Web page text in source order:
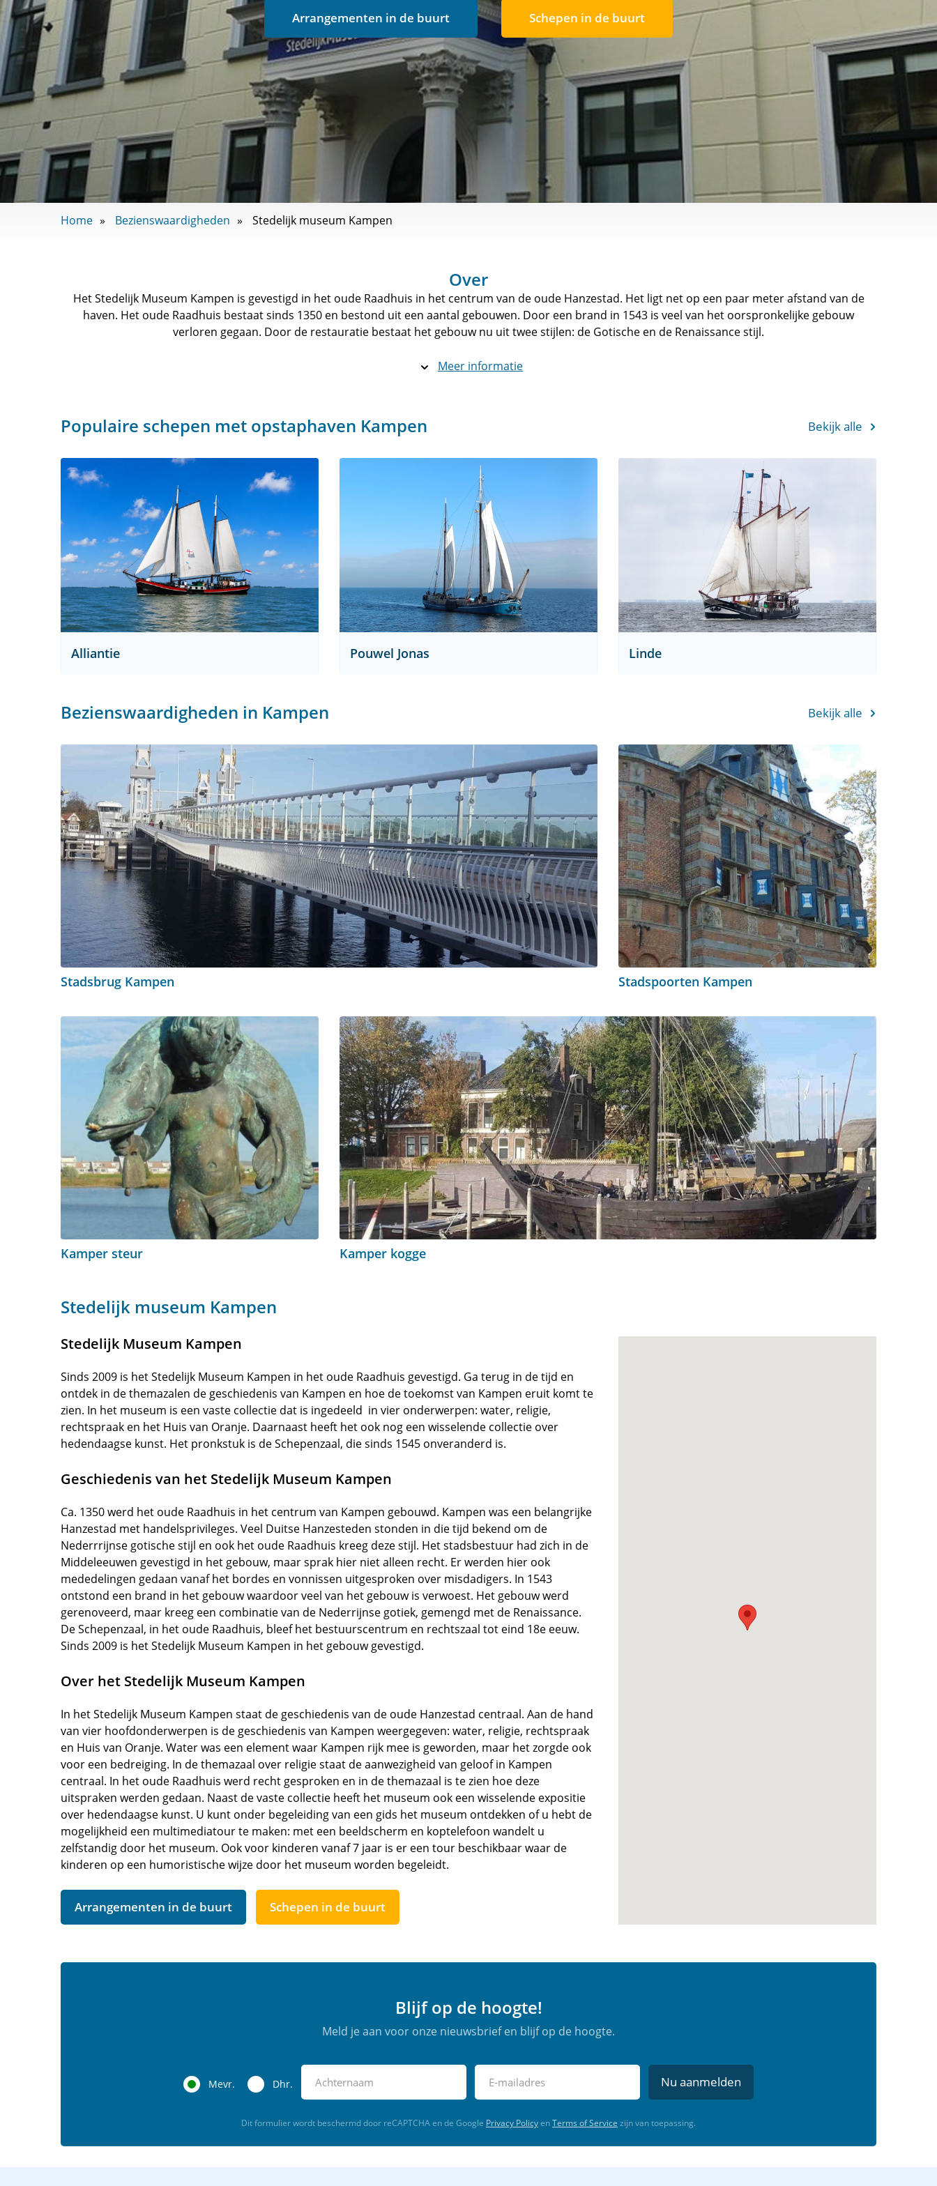
Arrangementen in de buurt Schepen in de buurt
Home Bezienswaardigheden Stedelijk museum Kampen
Over
Het Stedelijk Museum Kampen is gevestigd in het oude Raadhuis in het centrum van de oude Hanzestad. Het ligt net op een paar meter afstand van de
haven. Het oude Raadhuis bestaat sinds 1350 en bestond uit een aantal gebouwen. Door een brand in 1543 is veel van het oorspronkelijke gebouw
verloren gegaan. Door de restauratie bestaat het gebouw nu uit twee stijlen: de Gotische en de Renaissance stijl.
Meer informatie
Populaire schepen met opstaphaven Kampen Bekijk alle
Alliantie Pouwel Jonas Linde
Bezienswaardigheden in Kampen Bekijk alle
Stadsbrug Kampen Stadspoorten Kampen
Kamper steur Kamper kogge
Stedelijk museum Kampen
Stedelijk Museum Kampen
Sinds 2009 is het Stedelijk Museum Kampen in het oude Raadhuis gevestigd. Ga terug in de tijd en
ontdek in de themazalen de geschiedenis van Kampen en hoe de toekomst van Kampen eruit komt te
zien. In het museum is een vaste collectie dat is ingedeeld in vier onderwerpen: water, religie,
rechtspraak en het Huis van Oranje. Daarnaast heeft het ook nog een wisselende collectie over
hedendaagse kunst. Het pronkstuk is de Schepenzaal, die sinds 1545 onveranderd is.
Geschiedenis van het Stedelijk Museum Kampen
Ca. 1350 werd het oude Raadhuis in het centrum van Kampen gebouwd. Kampen was een belangrijke
Hanzestad met handelsprivileges. Veel Duitse Hanzesteden stonden in die tijd bekend om de
Nederrrijnse gotische stijl en ook het oude Raadhuis kreeg deze stijl. Het stadsbestuur had zich in de
Middeleeuwen gevestigd in het gebouw, maar sprak hier niet alleen recht. Er werden hier ook
mededelingen gedaan vanaf het bordes en vonnissen uitgesproken over misdadigers. In 1543
ontstond een brand in het gebouw waardoor veel van het gebouw is verwoest. Het gebouw werd
gerenoveerd, maar kreeg een combinatie van de Nederrijnse gotiek, gemengd met de Renaissance.
De Schepenzaal, in het oude Raadhuis, bleef het bestuurscentrum en rechtszaal tot eind 18e eeuw.
Sinds 2009 is het Stedelijk Museum Kampen in het gebouw gevestigd.
Over het Stedelijk Museum Kampen
In het Stedelijk Museum Kampen staat de geschiedenis van de oude Hanzestad centraal. Aan de hand
van vier hoofdonderwerpen is de geschiedenis van Kampen weergegeven: water, religie, rechtspraak
en Huis van Oranje. Water was een element waar Kampen rijk mee is geworden, maar het zorgde ook
voor een bedreiging. In de themazaal over religie staat de aanwezigheid van geloof in Kampen
centraal. In het oude Raadhuis werd recht gesproken en in de themazaal is te zien hoe deze
uitspraken werden gedaan. Naast de vaste collectie heeft het museum ook een wisselende expositie
over hedendaagse kunst. U kunt onder begeleiding van een gids het museum ontdekken of u hebt de
mogelijkheid een multimediatour te maken: met een beeldscherm en koptelefoon wandelt u
zelfstandig door het museum. Ook voor kinderen vanaf 7 jaar is er een tour beschikbaar waar de
kinderen op een humoristische wijze door het museum worden begeleidt.
Arrangementen in de buurt Schepen in de buurt
Blijf op de hoogte!
Meld je aan voor onze nieuwsbrief en blijf op de hoogte.
Mevr. Dhr. Nu aanmelden
Dit formulier wordt beschermd door reCAPTCHA en de Google Privacy PolicyenTerms of Service zijn van toepassing.